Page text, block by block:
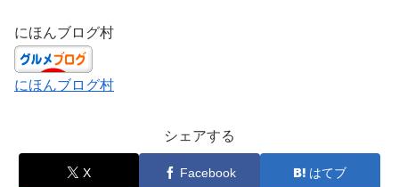
にほんブログ村
にほんブログ村
シェアする
X Facebook はてブ